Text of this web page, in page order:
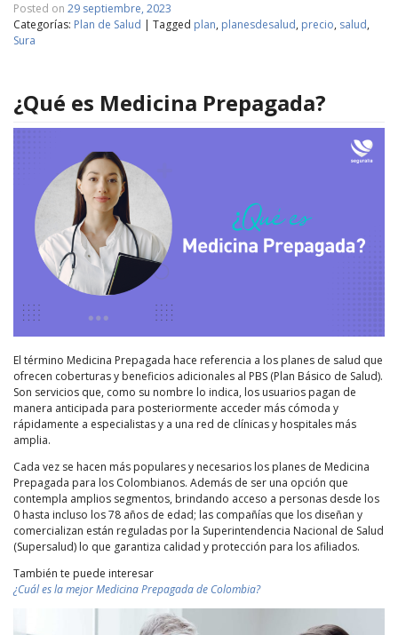
Posted on 29 septiembre, 2023
Categorías: Plan de Salud | Tagged plan, planesdesalud, precio, salud,
Sura
¿Qué es Medicina Prepagada?
El término Medicina Prepagada hace referencia a los planes de salud que
ofrecen coberturas y beneficios adicionales al PBS (Plan Básico de Salud).
Son servicios que, como su nombre lo indica, los usuarios pagan de
manera anticipada para posteriormente acceder más cómoda y
rápidamente a especialistas y a una red de clínicas y hospitales más
amplia.
Cada vez se hacen más populares y necesarios los planes de Medicina
Prepagada para los Colombianos. Además de ser una opción que
contempla amplios segmentos, brindando acceso a personas desde los
0 hasta incluso los 78 años de edad; las compañías que los diseñan y
comercializan están reguladas por la Superintendencia Nacional de Salud
(Supersalud) lo que garantiza calidad y protección para los afiliados.
También te puede interesar
¿Cuál es la mejor Medicina Prepagada de Colombia?